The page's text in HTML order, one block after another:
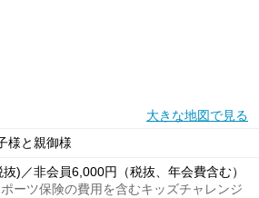
大きな地図で見る
様と親御様
)／非会員6,000円（税抜、年会費含む）
ーツ保険の費用を含むキッズチャレンジ